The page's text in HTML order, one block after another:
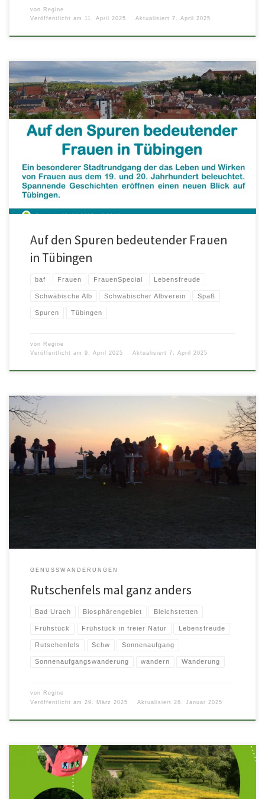
von Regine
Veröffentlicht am
11. April 2025 Aktualisiert 7. April 2025
Tübingen aus Frauenperspektive erleben, Frauen-Orte kennen lernen und
Frauen-Biographien entdecken – das bietet dieser Stadtrundgang durch
verwunschene Ecken in der […]
Auf den Spuren bedeutender Frauen
in Tübingen
baf Frauen FrauenSpecial Lebensfreude
Schwäbische Alb Schwäbischer Albverein Spaß
Spuren Tübingen
von Regine
Veröffentlicht am 9. April 2025 Aktualisiert 7. April 2025
Nix für Langschläfer! Wer einen Sonnenaufgang erleben will, der muss früh
aus den Federn springen. Sonnenaufgangstour zur Albkante bei Bad […]
GENUSSWANDERUNGEN
Rutschenfels mal ganz anders
Bad Urach Biosphärengebiet Bleichstetten
Frühstück Frühstück in freier Natur Lebensfreude
Rutschenfels Schw Sonnenaufgang
Sonnenaufgangswanderung wandern Wanderung
von Regine
Veröffentlicht am
29. März 2025 Aktualisiert 28. Januar 2025